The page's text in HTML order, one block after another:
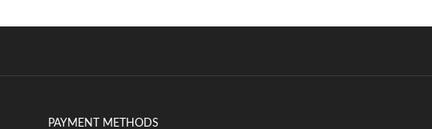
PAYMENT METHODS